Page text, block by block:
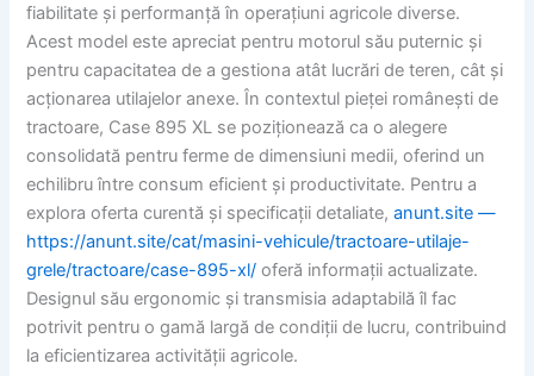
fiabilitate și performanță în operațiuni agricole diverse.
Acest model este apreciat pentru motorul său puternic și
pentru capacitatea de a gestiona atât lucrări de teren, cât și
acționarea utilajelor anexe. În contextul pieței românești de
tractoare, Case 895 XL se poziționează ca o alegere
consolidată pentru ferme de dimensiuni medii, oferind un
echilibru între consum eficient și productivitate. Pentru a
explora oferta curentă și specificații detaliate,anunt.site —
https://anunt.site/cat/masini-vehicule/tractoare-utilaje-
grele/tractoare/case-895-xl/ oferă informații actualizate.
Designul său ergonomic și transmisia adaptabilă îl fac
potrivit pentru o gamă largă de condiții de lucru, contribuind
la eficientizarea activității agricole.